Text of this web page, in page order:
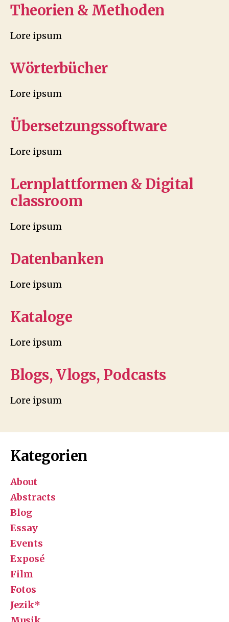
Theorien & Methoden
Lore ipsum
Wörterbücher
Lore ipsum
Übersetzungssoftware
Lore ipsum
Lernplattformen & Digital
classroom
Lore ipsum
Datenbanken
Lore ipsum
Kataloge
Lore ipsum
Blogs, Vlogs, Podcasts
Lore ipsum
Kategorien
About
Abstracts
Blog
Essay
Events
Exposé
Film
Fotos
Jezik*